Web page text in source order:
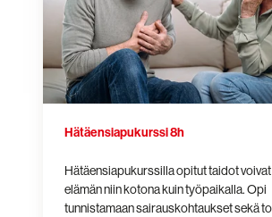
Hätäensiapukurssi 8h
Hätäensiapukurssilla opitut taidot
elämän niin kotona kuin työpaikalla. Opi
tunnistamaan sairauskohtaukset sekä